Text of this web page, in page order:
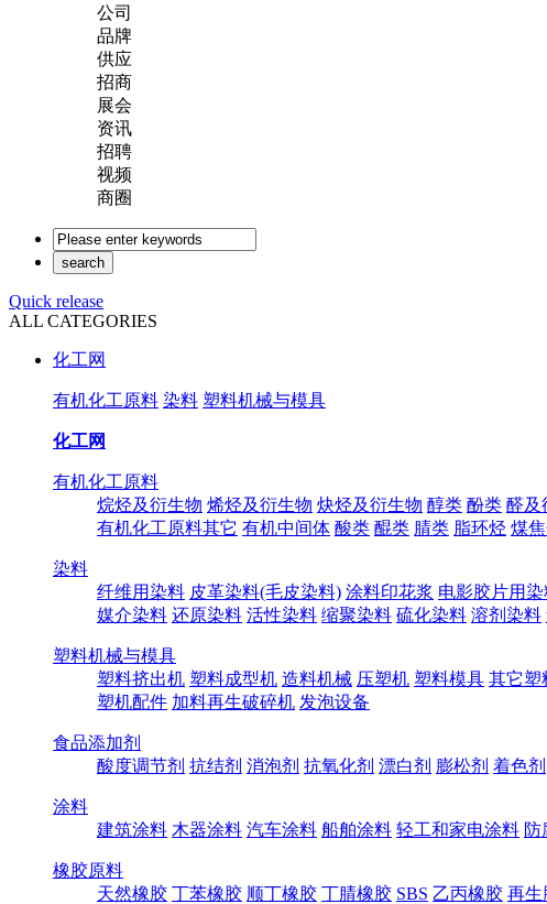
公司
品牌
供应
招商
展会
资讯
招聘
视频
商圈
Quick release
ALL CATEGORIES
化工网
有机化工原料 染料 塑料机械与模具
化工网
有机化工原料
烷烃及衍生物 烯烃及衍生物 炔烃及衍生物 醇类 酚类 醛及
有机化工原料其它 有机中间体 酸类 醌类 腈类 脂环烃 煤
染料
纤维用染料 皮革染料(毛皮染料) 涂料印花浆 电影胶片用染
媒介染料 还原染料 活性染料 缩聚染料 硫化染料 溶剂染料
塑料机械与模具
塑料挤出机 塑料成型机 造料机械 压塑机 塑料模具 其它塑
塑机配件 加料再生破碎机 发泡设备
食品添加剂
酸度调节剂 抗结剂 消泡剂 抗氧化剂 漂白剂 膨松剂 着色剂
涂料
建筑涂料 木器涂料 汽车涂料 船舶涂料 轻工和家电涂料 防
橡胶原料
天然橡胶 丁苯橡胶 顺丁橡胶 丁腈橡胶 SBS 乙丙橡胶 再生